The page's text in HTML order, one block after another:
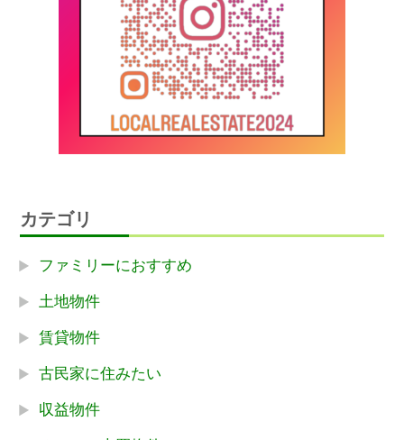
カテゴリ
ファミリーにおすすめ
土地物件
賃貸物件
古民家に住みたい
収益物件